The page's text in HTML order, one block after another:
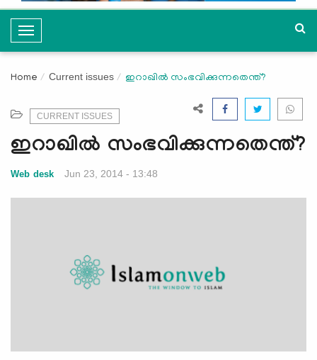
T
o
g
N
a
v
g
Home Current issues ഇറാഖില്‍ സംഭവിക്കുന്നതെന്ത്?
CURRENT ISSUES
ഇറാഖില്‍ സംഭവിക്കുന്നതെന്ത്?
Web desk Jun 23, 2014 - 13:48